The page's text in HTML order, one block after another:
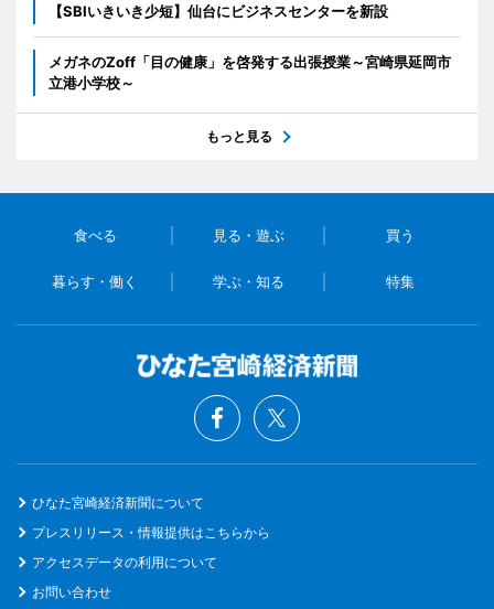
【SBIいきいき少短】仙台にビジネスセンターを新設
メガネのZoff「目の健康」を啓発する出張授業～宮崎県延岡市
立港小学校～
もっと見る
食べる 見る・遊ぶ 買う
暮らす・働く 学ぶ・知る 特集
ひなた宮崎経済新聞について
プレスリリース・情報提供はこちらから
アクセスデータの利用について
お問い合わせ